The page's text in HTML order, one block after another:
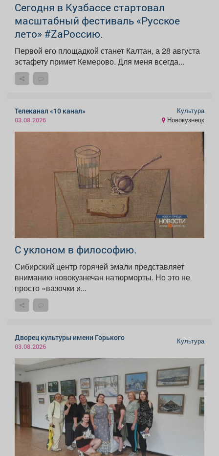
Сегодня в Кузбассе стартовал
масштабный фестиваль «Русское
лето» #ZaРоссию.
Первой его площадкой станет Калтан, а 28 августа
эстафету примет Кемерово. Для меня всегда...
Телеканал «10 канал»
03.08.2026
Культура
Новокузнецк
С уклоном в философию.
Сибирский центр горячей эмали представляет
вниманию новокузнечан натюрморты. Но это не
просто «вазочки и...
Дворец культуры имени Горького
03.08.2026
Культура